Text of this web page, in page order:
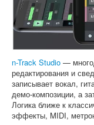
n-Track Studio —
редактирования и
записывает вокал,
демо-композиции, а
Логика ближе к
эффекты, MIDI,